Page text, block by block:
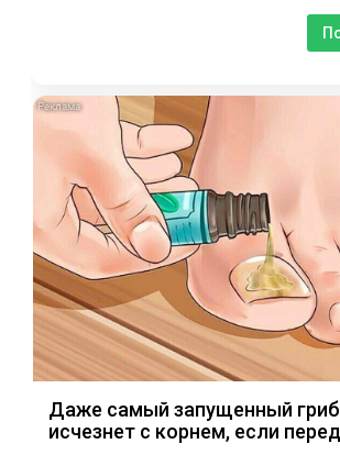
Даже самый запущенный
исчезнет с корнем, если